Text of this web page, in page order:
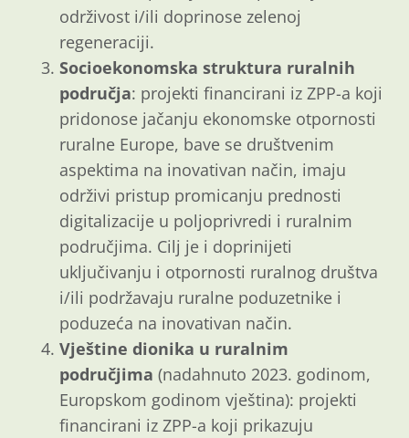
održivost i/ili doprinose zelenoj
regeneraciji.
Socioekonomska struktura ruralnih
područja: projekti financirani iz ZPP-a koji
pridonose jačanju ekonomske otpornosti
ruralne Europe, bave se društvenim
aspektima na inovativan način, imaju
održivi pristup promicanju prednosti
digitalizacije u poljoprivredi i ruralnim
područjima. Cilj je i doprinijeti
uključivanju i otpornosti ruralnog društva
i/ili podržavaju ruralne poduzetnike i
poduzeća na inovativan način.
Vještine dionika u ruralnim
područjima (nadahnuto 2023. godinom,
Europskom godinom vještina): projekti
financirani iz ZPP-a koji prikazuju